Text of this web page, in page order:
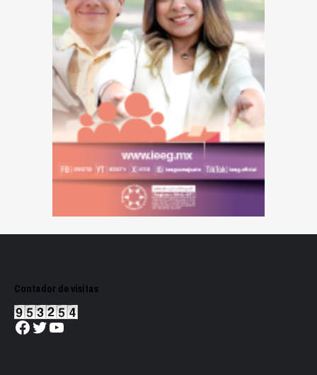
Contador de visitas
Facebook
Twitter
YouTube